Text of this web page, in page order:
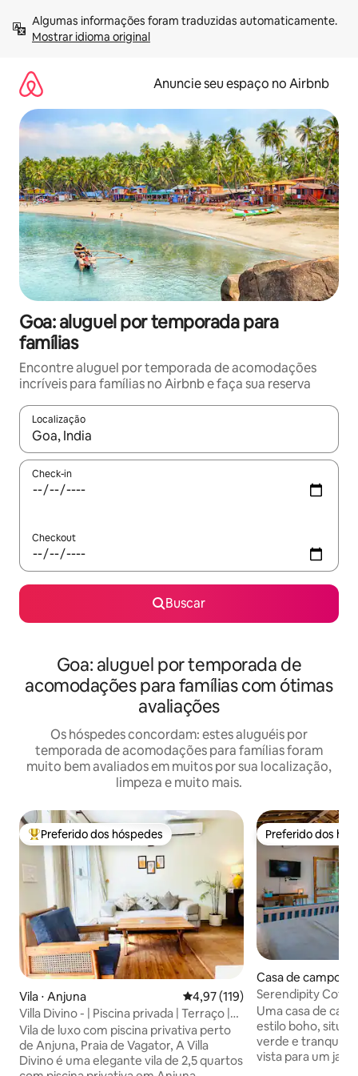
para
Mostrar idioma original
Anuncie seu espaço no Airbnb
Goa: aluguel por temporada para
famílias
Encontre aluguel por temporada de acomodações
incríveis para famílias no Airbnb e faça sua reserva
Localização
Quando os resultados estiverem disponíveis, explore-os
Check-in
Checkout
Buscar
Goa: aluguel por temporada de
acomodações para famílias com ótimas
avaliações
Os hóspedes concordam: estes aluguéis por
temporada de acomodações para famílias foram
muito bem avaliados em muitos por sua localização,
limpeza e muito mais.
Entre os melhores preferidos dos hóspedes
Preferido dos hóspedes
Vila ⋅ Anjuna 4,97 de uma avaliação média de
4,97 (119)
Villa Divino - | Piscina privada | Terraço |
Wi-Fi | Praia
Vila de luxo com piscina privativa perto
de Anjuna, Praia de Vagator, A Villa
Divino é uma elegante vila de 2,5 quartos
Preferido dos
Preferido dos
Casa de campo ⋅
Serendipity
tranquila em
Uma casa de
estilo boho,
verde e tranquilo
vista para um